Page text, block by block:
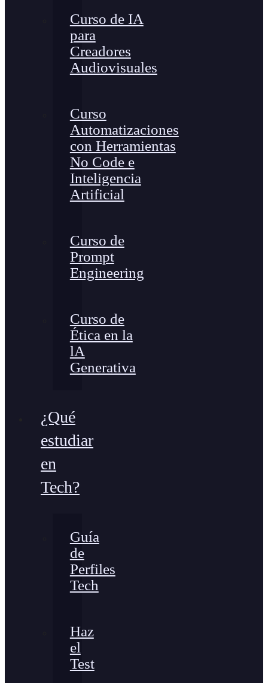
Curso de IA
para
Creadores
Audiovisuales
Curso
Automatizaciones
con Herramientas
No Code e
Inteligencia
Artificial
Curso de
Prompt
Engineering
Curso de
Ética en la
lA
Generativa
¿Qué
estudiar
en
Tech?
Guía
de
Perfiles
Tech
Haz
el
Test